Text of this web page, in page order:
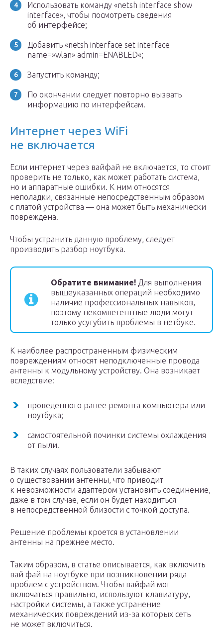
Использовать команду «netsh interface show
interface», чтобы посмотреть сведения
об интерфейсе;
Добавить «netsh interface set interface
name=»wlan» admin=ENABLED«;
Запустить команду;
По окончании следует повторно вызвать
информацию по интерфейсам.
Интернет через WiFi
не включается
Если интернет через вайфай не включается, то стоит
проверить не только, как может работать система,
но и аппаратные ошибки. К ним относятся
неполадки, связанные непосредственным образом
с платой устройства — она может быть механически
повреждена.
Чтобы устранить данную проблему, следует
производить разбор ноутбука.
Обратите внимание! Для выполнения
вышеуказанных операций необходимо
наличие профессиональных навыков,
поэтому некомпетентные люди могут
только усугубить проблемы в нетбуке.
К наиболее распространенным физическим
повреждениям относят неподключенные провода
антенны к модульному устройству. Она возникает
вследствие:
проведенного ранее ремонта компьютера или
ноутбука;
самостоятельной починки системы охлаждения
от пыли.
В таких случаях пользователи забывают
о существовании антенны, что приводит
к невозможности адаптером установить соединение,
даже в том случае, если он будет находиться
в непосредственной близости с точкой доступа.
Решение проблемы кроется в установлении
антенны на прежнее место.
Таким образом, в статье описывается, как включить
вай фай на ноутбуке при возникновении ряда
проблем с устройством. Чтобы вайфай мог
включаться правильно, используют клавиатуру,
настройки системы, а также устранение
механических повреждений из-за которых сеть
не может включиться.